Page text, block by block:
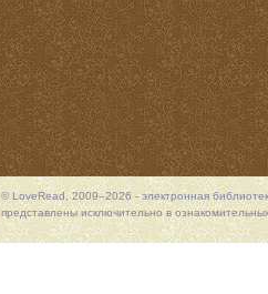
© LoveRead, 2009–2026 - электронная
представлены исключительно в